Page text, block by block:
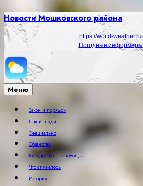
Новости Мошковского района
https://world-weather.ru
Погодные информеры
Меню
Закон и порядок
Наши люди
Официально
Общество
Государство – в помощь
Что случилось
История